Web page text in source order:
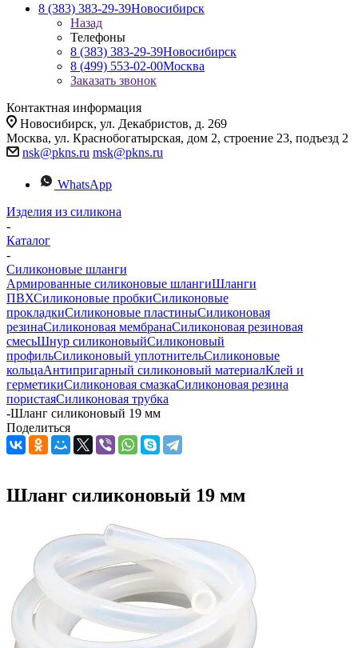
8 (383) 383-29-39Новосибирск
Назад
Телефоны
8 (383) 383-29-39Новосибирск
8 (499) 553-02-00Москва
Заказать звонок
Контактная информация
Новосибирск, ул. Декабристов, д. 269
Москва, ул. Краснобогатырская, дом 2, строение 23, подъезд 2
nsk@pkns.ru msk@pkns.ru
WhatsApp
Изделия из силикона
-
Каталог
-
Силиконовые шланги
Армированные силиконовые шлангиШланги
ПВХСиликоновые пробкиСиликоновые
прокладкиСиликоновые пластиныСиликоновая
резинаСиликоновая мембранаСиликоновая резиновая
смесьШнур силиконовыйСиликоновый
профильСиликоновый уплотнительСиликоновые
кольцаАнтипригарный силиконовый материалКлей и
герметикиСиликоновая смазкаСиликоновая резина
пористаяСиликоновая трубка
-Шланг силиконовый 19 мм
Поделиться
Шланг силиконовый 19 мм